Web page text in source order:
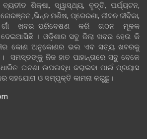
ଶିକ୍ଷା, ସ୍ୱାସ୍ଥ୍ୟ, ବୃତ୍ତି, ପର୍ଯ୍ୟଟନ,
,ଭିନ୍ନ ମଣିଷ, ପ୍ରେରଣା, ଜୀବନ ଜୀବିକା,
ଗାଁ ଖବର ପରିବେଷଣ କରି ଗଠନ ମୂଳକ
ଦେଇଆସିଛି । ଓଡ଼ିଶାର ସବୁ ଜିଲା ଖବର ହେଉ କି
କୋଣ ଅନୁକୋଣର ଭଲ ଏବ ସତ୍ୟ ଖବରକୁ
ସମସ୍ତଙ୍କୁ ନିଜ ହାତ ପାହାନ୍ତାରେ ସବୁ ବେଳେ
ଘଟଣା ଉପଲବ୍ଧ କରାଇବା ପାଇଁ ପ୍ରୟାସ
ସହଯୋଗ ଓ ସମ୍ପୃକ୍ତି କାମନା କରୁଛୁ।